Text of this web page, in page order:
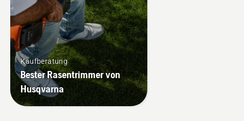
Simeon Liljenberg,
Chefplatzwart des
schwedischen
Nationalfußballstadions
Friends Arena. Bereit? Los
geht‘s.
Kaufberatung
Bester Rasentrimmer von
Husqvarna